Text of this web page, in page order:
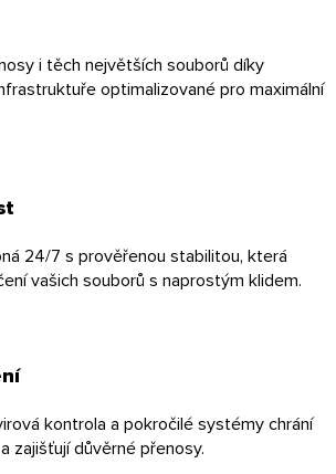
i těch největších souborů díky
optimalizované pro maximální
24/7 s prověřenou stabilitou, která
vašich souborů s naprostým klidem.
kontrola a pokročilé systémy chrání
zajišťují důvěrné přenosy.